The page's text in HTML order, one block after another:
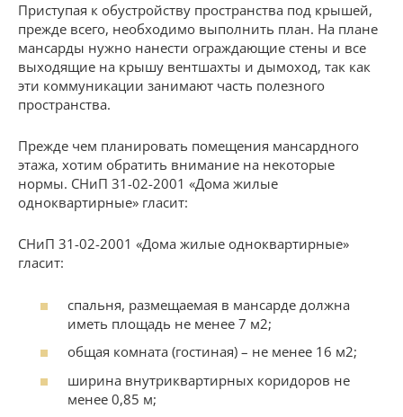
Приступая к обустройству пространства под крышей,
прежде всего, необходимо выполнить план. На плане
мансарды нужно нанести ограждающие стены и все
выходящие на крышу вентшахты и дымоход, так как
эти коммуникации занимают часть полезного
пространства.
Прежде чем планировать помещения мансардного
этажа, хотим обратить внимание на некоторые
нормы. СНиП 31-02-2001 «Дома жилые
одноквартирные» гласит:
СНиП 31-02-2001 «Дома жилые одноквартирные»
гласит:
спальня, размещаемая в мансарде должна
иметь площадь не менее 7 м2;
общая комната (гостиная) – не менее 16 м2;
ширина внутриквартирных коридоров не
менее 0,85 м;